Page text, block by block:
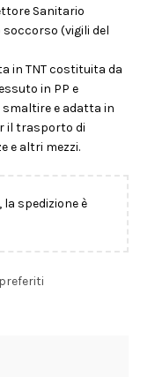
Sanitario
(vigili del
in TNT costituita da
in PP e
e adatta in
il trasporto di
e altri mezzi.
spedizione è